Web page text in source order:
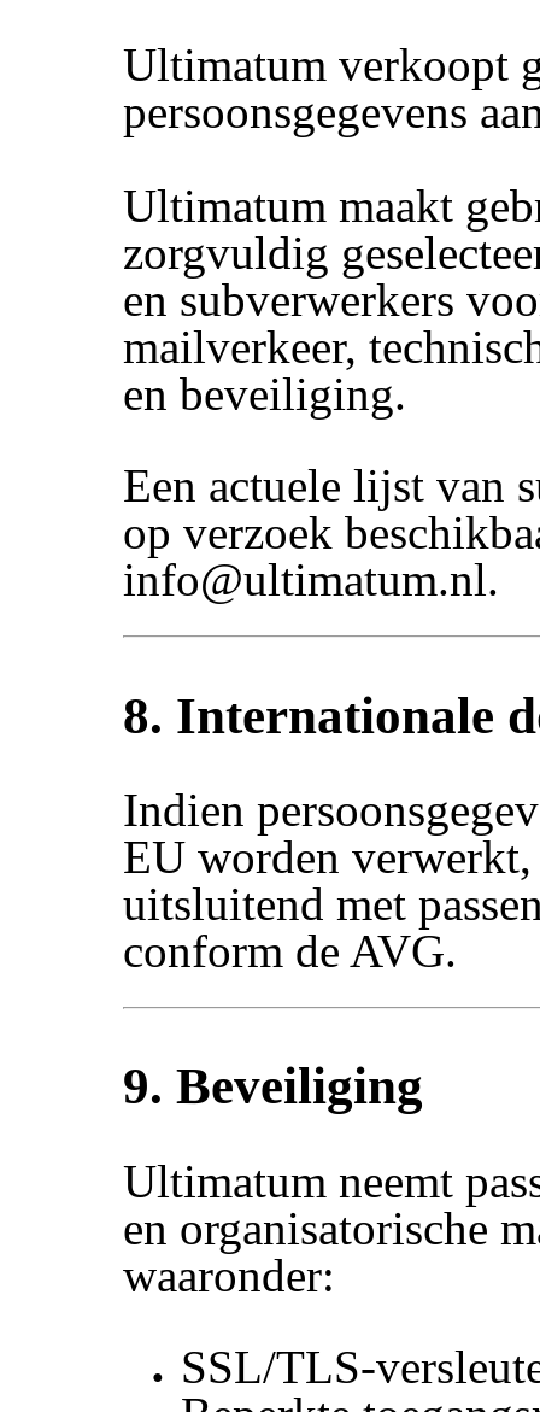
Ultimatum verkoopt
persoonsgegevens
Ultimatum maakt
zorgvuldig
en subverwerkers
mailverkeer,
en beveiliging.
Een actuele lijst van
op verzoek
info@ultimatum.nl.
8. Internationale
Indien
EU worden
uitsluitend met
conform de AVG.
9. Beveiliging
Ultimatum neemt
en organisatorische
waaronder:
SSL/TLS-